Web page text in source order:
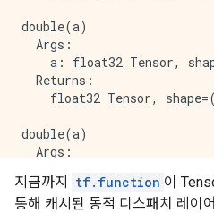
double(a)
  Args:
a: float32 Tensor,
  Returns:
float32 Tensor,
double(a)
  Args:
  Returns:
지금까지 tf.function 이
통해 캐시된 동적 디스패치 레이